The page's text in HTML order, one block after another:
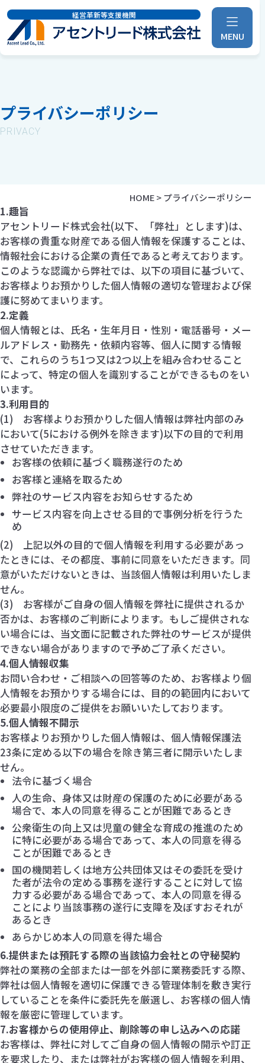
経営革新等支援機関
MENU
プライバシーポリシー
PRIVACY
HOME>プライバシーポリシー
1.趣旨
アセントリード株式会社(以下、「弊社」とします)は、
お客様の貴重な財産である個人情報を保護することは、
情報社会における企業の責任であると考えております。
このような認識から弊社では、以下の項目に基づいて、
お客様よりお預かりした個人情報の適切な管理および保
護に努めてまいります。
2.定義
個人情報とは、氏名・生年月日・性別・電話番号・メー
ルアドレス・勤務先・依頼内容等、個人に関する情報
で、これらのうち1つ又は2つ以上を組み合わせること
によって、特定の個人を識別することができるものをい
います。
3.利用目的
(1) お客様よりお預かりした個人情報は弊社内部のみ
において(5における例外を除きます)以下の目的で利用
させていただきます。
お客様の依頼に基づく職務遂行のため
お客様と連絡を取るため
弊社のサービス内容をお知らせするため
サービス内容を向上させる目的で事例分析を行うた
め
(2) 上記以外の目的で個人情報を利用する必要があっ
たときには、その都度、事前に同意をいただきます。同
意がいただけないときは、当該個人情報は利用いたしま
せん。
(3) お客様がご自身の個人情報を弊社に提供されるか
否かは、お客様のご判断によります。もしご提供されな
い場合には、当文面に記載された弊社のサービスが提供
できない場合がありますので予めご了承ください。
4.個人情報収集
お問い合わせ・ご相談への回答等のため、お客様より個
人情報をお預かりする場合には、目的の範囲内において
必要最小限度のご提供をお願いいたしております。
5.個人情報不開示
お客様よりお預かりした個人情報は、個人情報保護法
23条に定める以下の場合を除き第三者に開示いたしま
せん。
法令に基づく場合
人の生命、身体又は財産の保護のために必要がある
場合で、本人の同意を得ることが困難であるとき
公衆衛生の向上又は児童の健全な育成の推進のため
に特に必要がある場合であって、本人の同意を得る
ことが困難であるとき
国の機関若しくは地方公共団体又はその委託を受け
た者が法令の定める事務を遂行することに対して協
力する必要がある場合であって、本人の同意を得る
ことにより当該事務の遂行に支障を及ぼすおそれが
あるとき
あらかじめ本人の同意を得た場合
6.提供または預託する際の当該協力会社との守秘契約
弊社の業務の全部または一部を外部に業務委託する際、
弊社は個人情報を適切に保護できる管理体制を敷き実行
していることを条件に委託先を厳選し、お客様の個人情
報を厳密に管理しています。
7.お客様からの使用停止、削除等の申し込みへの応諾
お客様は、弊社に対してご自身の個人情報の開示や訂正
を要求したり、または弊社がお客様の個人情報を利用、